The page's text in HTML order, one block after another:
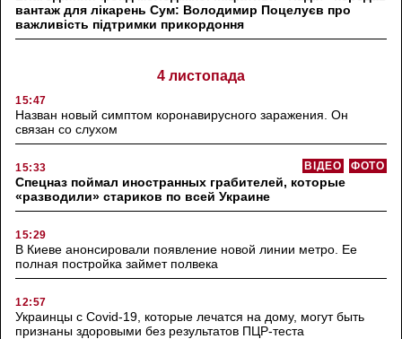
вантаж для лікарень Сум: Володимир Поцелуєв про
важливість підтримки прикордоння
4 листопада
15:47
Назван новый симптом коронавирусного заражения. Он
связан со слухом
15:33 ФОТО
ВІДЕО
Спецназ поймал иностранных грабителей, которые
«разводили» стариков по всей Украине
15:29
В Киеве анонсировали появление новой линии метро. Ее
полная постройка займет полвека
12:57
Украинцы с Covid-19, которые лечатся на дому, могут быть
признаны здоровыми без результатов ПЦР-теста